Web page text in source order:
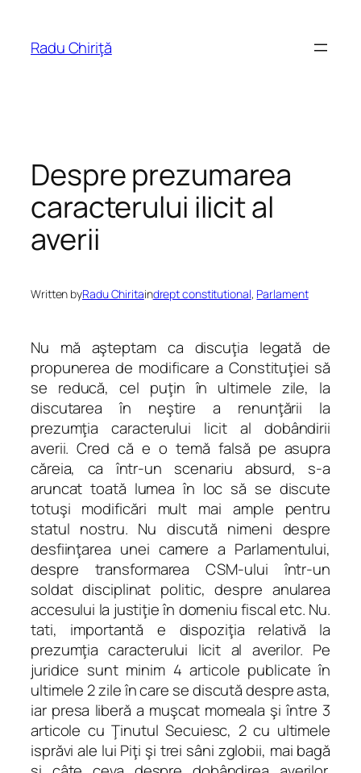
content
Radu Chiriţă
Despre prezumarea
caracterului ilicit al
averii
Written byRadu Chiritaindrept constitutional, Parlament
Nu mă aşteptam ca discuţia legată de
propunerea de modificare a Constituţiei să
se reducă, cel puţin în ultimele zile, la
discutarea în neştire a renunţării la
prezumţia caracterului licit al dobândirii
averii. Cred că e o temă falsă pe asupra
căreia, ca într-un scenariu absurd, s-a
aruncat toată lumea în loc să se discute
totuşi modificări mult mai ample pentru
statul nostru. Nu discută nimeni despre
desfiinţarea unei camere a Parlamentului,
despre transformarea CSM-ului într-un
soldat disciplinat politic, despre anularea
accesului la justiţie în domeniu fiscal etc. Nu.
tati, importantă e dispoziţia relativă la
prezumţia caracterului licit al averilor. Pe
juridice sunt minim 4 articole publicate în
ultimele 2 zile în care se discută despre asta,
iar presa liberă a muşcat momeala şi între 3
articole cu Ţinutul Secuiesc, 2 cu ultimele
isprăvi ale lui Piţi şi trei sâni zglobii, mai bagă